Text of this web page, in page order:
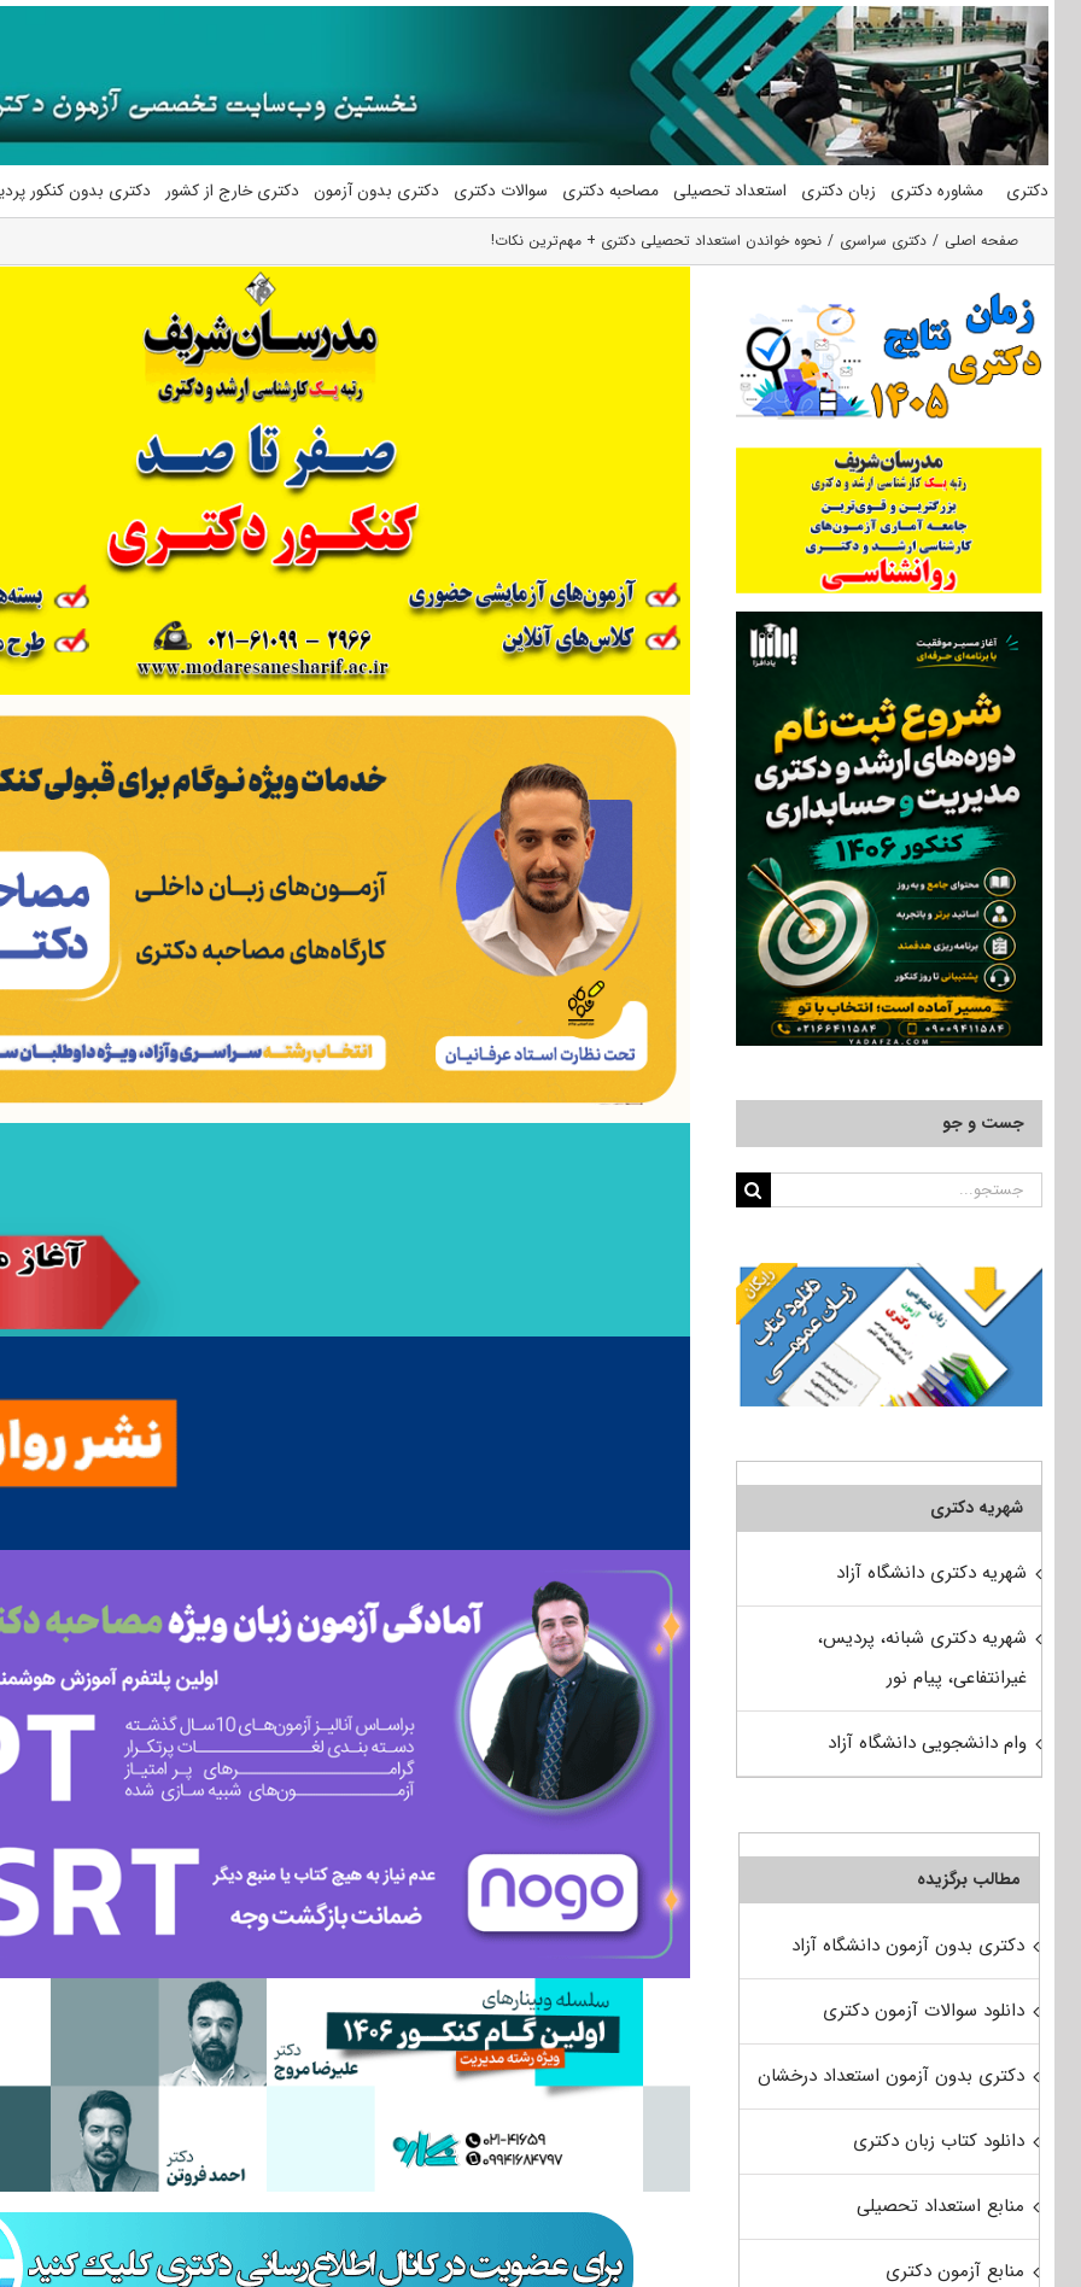
محتوا
دکتری مشاوره دکتری زبان دکتری استعداد تحصیلی مصاحبه دکتری سوالات دکتری دکتری بدون آزمون دکتری خارج از کشور دکتری بدون کنکور
صفحه اصلی دکتری سراسری نحوه خواندن استعداد تحصیلی دکتری + مهم‌ترین نکات!
جست و جو
جستجو
شهریه دکتری
شهریه دکتری دانشگاه آزاد
شهریه دکتری شبانه، پردیس،
غیرانتفاعی، پیام نور
وام دانشجویی دانشگاه آزاد
مطالب برگزیده
دکتری بدون آزمون دانشگاه آزاد
دانلود سوالات آزمون دکتری
دکتری بدون آزمون استعداد درخشان
دانلود کتاب زبان دکتری
منابع استعداد تحصیلی
منابع آزمون دکتری